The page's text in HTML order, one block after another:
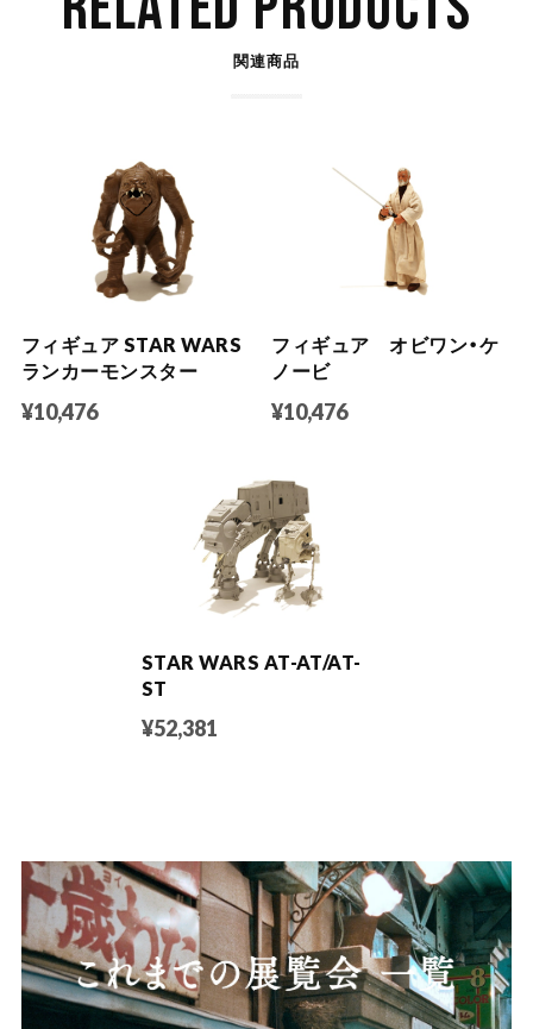
関連商品
フィギュア STAR WARS
ランカーモンスター
¥10,476
フィギュア オビワン・ケ
ノービ
¥10,476
STAR WARS AT-AT/AT-
ST
¥52,381